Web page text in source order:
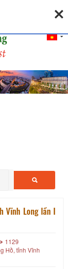
Vĩnh Long lần I
1129
Hồ, tỉnh Vĩnh